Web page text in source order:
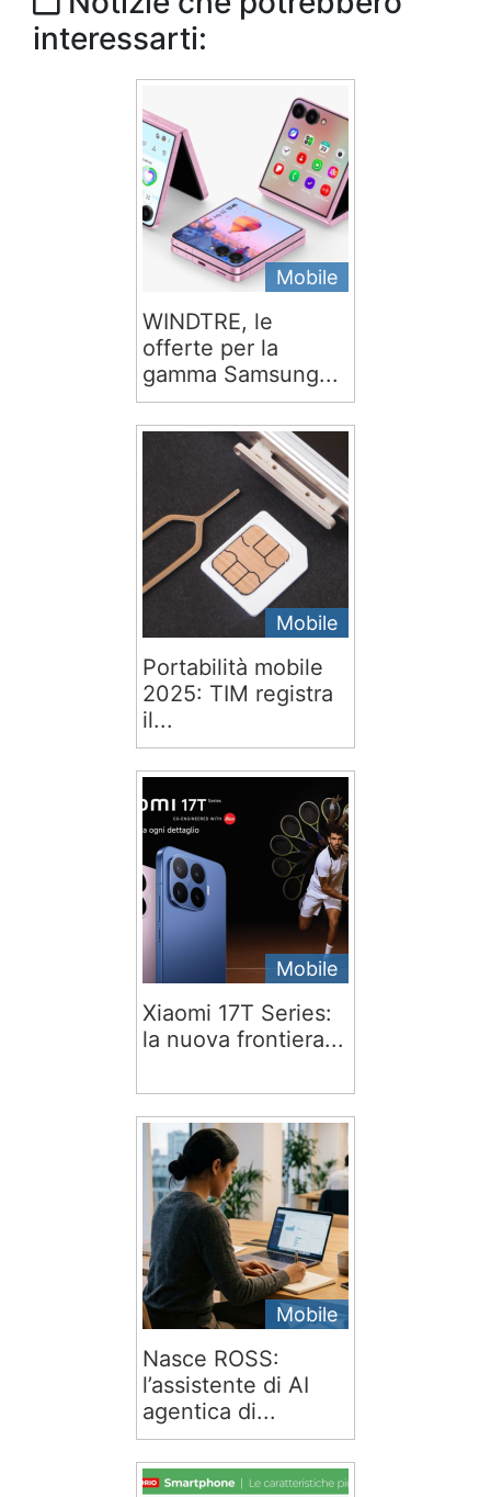
interessarti:
Mobile
WINDTRE, le
offerte per la
gamma Samsung...
Mobile
Portabilità mobile
2025: TIM registra
il...
Mobile
Xiaomi 17T Series:
la nuova frontiera...
Mobile
Nasce ROSS:
l’assistente di AI
agentica di...